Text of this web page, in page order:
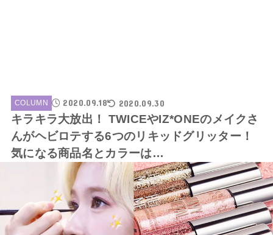
COLUMN 2020.09.18 2020.09.30
キラキラ大放出！ TWICEやIZ*ONEのメイクさ
んがヘビロテする6つのリキッドグリッター！
気になる商品名とカラーは…